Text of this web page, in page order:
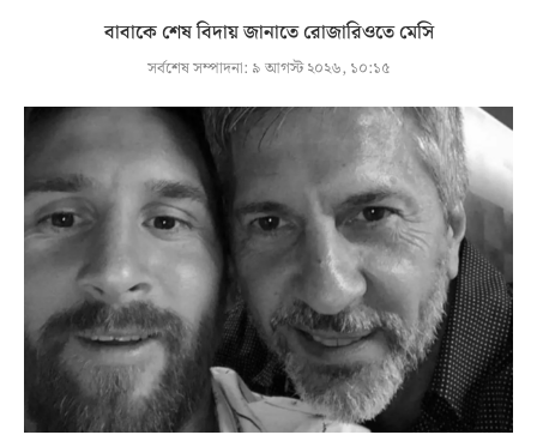
বাবাকে শেষ বিদায় জানাতে রোজারিওতে মেসি
সর্বশেষ সম্পাদনা: ৯ আগস্ট ২০২৬, ১০:১৫